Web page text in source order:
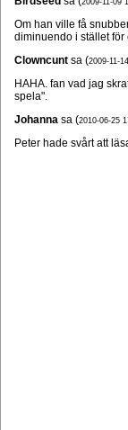
2009-11-09
Om han ville få
diminuendo i stället
Clowncunt sa (2009-11-
HAHA. fan vad jag
spela".
Johanna sa (2010-06-25
Peter hade svårt att